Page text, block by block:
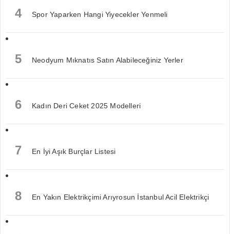
4 Spor Yaparken Hangi Yiyecekler Yenmeli
5 Neodyum Mıknatıs Satın Alabileceğiniz Yerler
6 Kadın Deri Ceket 2025 Modelleri
7 En İyi Aşık Burçlar Listesi
8 En Yakın Elektrikçimi Arıyrosun İstanbul Acil Elektrikçi